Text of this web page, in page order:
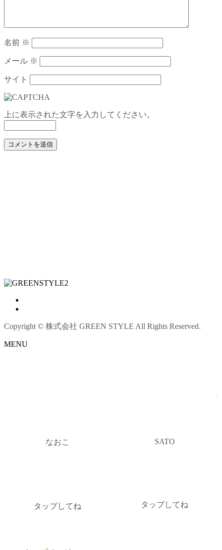
名前 ※
メール ※
サイト
上に表示された文字を入力してください。
Copyright © 株式会社 GREEN STYLE All Rights Reserved.
MENU
なおこ
タップしてね
SATO
タップしてね